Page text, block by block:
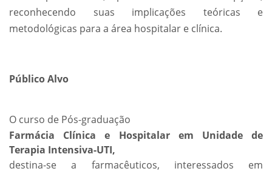
reconhecendo suas implicações teóricas e
metodológicas para a área hospitalar e clínica.
Público Alvo
O curso de Pós-graduação
Farmácia Clínica e Hospitalar em Unidade de
Terapia Intensiva-UTI,
destina-se a farmacêuticos, interessados em